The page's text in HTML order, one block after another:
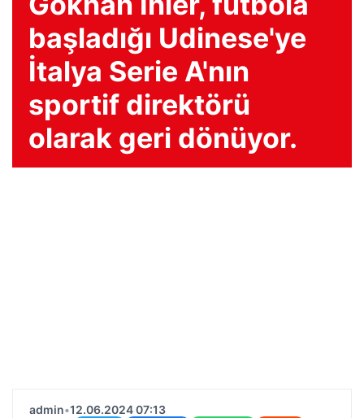
başladığı Udinese'ye
İtalya Serie A'nın
sportif direktörü
olarak geri dönüyor.
admin•12.06.2024 07:13